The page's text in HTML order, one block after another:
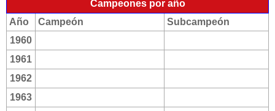
Campeones por año
Año
Campeón
Subcampeón
1960
1961
1962
1963